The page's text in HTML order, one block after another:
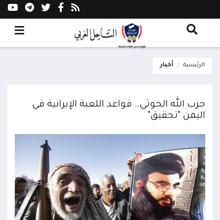
الرئيسية أخبار
حزب الله الحوثي.. قواعد اللعبة الإيرانية في
اليمن "تحقيق"